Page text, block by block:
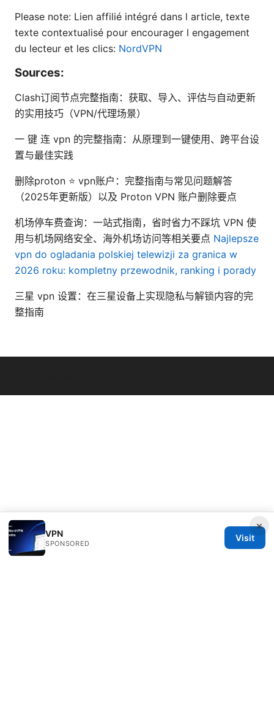
Please note: Lien affilié intégré dans l article, texte
texte contextualisé pour encourager l engagement
du lecteur et les clics: NordVPN
Sources:
Clash订阅节点完整指南：获取、导入、评估与自动更新
的实用技巧（VPN/代理场景）
一 键 连 vpn 的完整指南：从原理到一键使用、跨平台设
置与最佳实践
删除proton ⭐ vpn账户：完整指南与常见问题解答
（2025年更新版）以及 Proton VPN 账户删除要点
机场停车费查询：一站式指南，省时省力不踩坑 VPN 使
用与机场网络安全、海外机场访问等相关要点 Najlepsze
vpn do ogladania polskiej telewizji za granica w
2026 roku: kompletny przewodnik, ranking i porady
三星 vpn 设置：在三星设备上实现隐私与解锁内容的完
整指南
×
VPN
SPONSORED
Visit